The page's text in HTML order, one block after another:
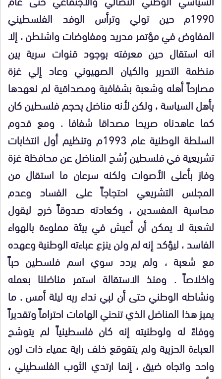
1990م حين تولي وترأس الوفد الفلسطيني
المفاوض في مؤتمر مدريد ومفاوضات واشنطن ، إلا
انه استقال حين معرفته بوجود قنوات سرية بين
منظمة التحرير والكيان الصهيوني وعاد إلي غزة
مصارحاً أهله وشعبة بشفافية ومصداقية لم نعهدها
بأهل السياسة ، ولكن لأنه مناضل بحجم فلسطين كان
كما عاهدناه صريحا مصداقا شفافا . ومع قدوم
السلطة الوطنية عام 1993م وتنظيم أول انتخابات
تشريعية في فلسطين رُشح المناضل عن محافظة غزة
وفاز بأعلى الأصوات ولكنه سرعان ما استقال من
المجلس التشريعي احتجاجاً على الفساد وعدم
محاسبة المفسدين ، وكعادته صدوقاً خرج ليقول
لشعبة لا يمكن أن أعيش في بيئة مملوءة بالهواء
الفاسد ، ليؤكد إنه لم ولن ينزع عباءته الوطنية وعهده
مع شعبة ، ولم يردد سوي اسم فلسطين حباً
واخلاصاً . ومنذ الاستقالة استمر مناضلنا بعمله
ونشاطه الوطني حتى أن لبي نداء ربه ليلة أمس . ما
يميز هذا المناضل الذي تنحني الهامات احتراماً وتقديراً
ووفاءً له ولوطنيته إنه كان فلسطينياً لم يتوشح
العباءة الحزبية ولم يتقوقع خلف راية عمياء ذات لون
واحد واتجاه ضيق ، إنما ارتدي الثوب الفلسطيني ،